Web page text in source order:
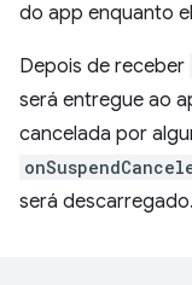
do app enquanto
Depois de receber
será entregue ao
cancelada por
será descarregado.